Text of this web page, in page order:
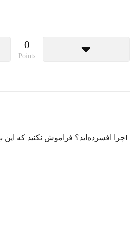
0
Points
چرا افسرده‌اید؟ فراموش نکنید که این بهترین حالت ممکن است!